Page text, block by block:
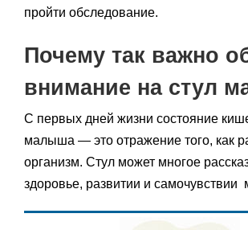
пройти обследование.
Почему так важно
внимание на стул
С первых дней жизни состояние
малыша — это отражение того, как
организм. Стул может многое
здоровье, развитии и